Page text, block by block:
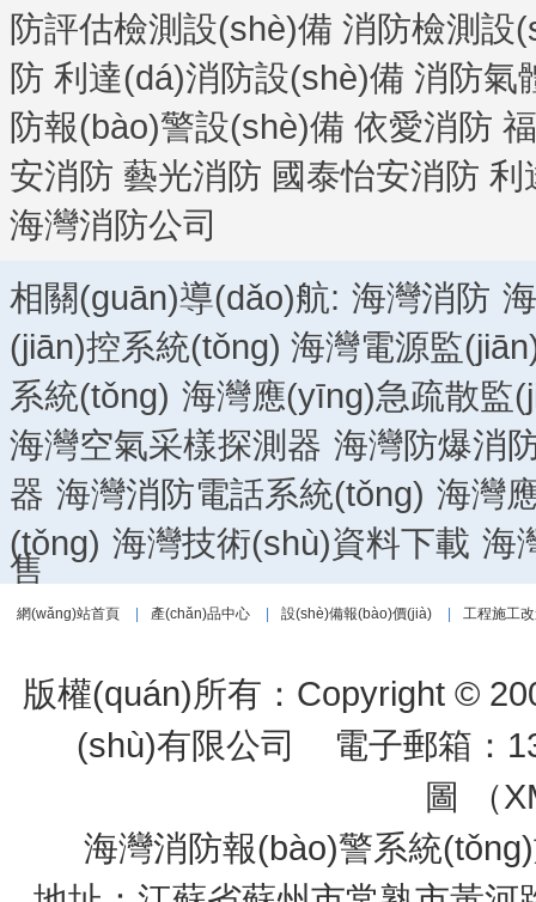
防評估檢測設(shè)備 消防檢測設
防 利達(dá)消防設(shè)備 消防氣
防報(bào)警設(shè)備 依愛消防
安消防 藝光消防 國泰怡安消防 利
海灣消防公司
相關(guān)導(dǎo)航: 海灣消防
(jiān)控系統(tǒng) 海灣電源監
系統(tǒng) 海灣應(yīng)急疏散監
海灣空氣采樣探測器 海灣防爆消
器 海灣消防電話系統(tǒng) 海灣
(tǒng) 海灣技術(shù)資料下載 海
售
網(wǎng)站首頁 產(chǎn)品中心 設(shè)備報(bào)價(jià) 工程施工
版權(quán)所有：Copyright ©
(shù)有限公司
電子郵箱：
圖 （
海灣消防報(bào)警系統